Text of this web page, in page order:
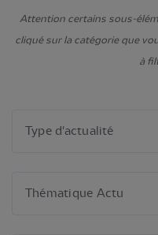
Attention certains sous-
cliqué sur la catégorie que
à